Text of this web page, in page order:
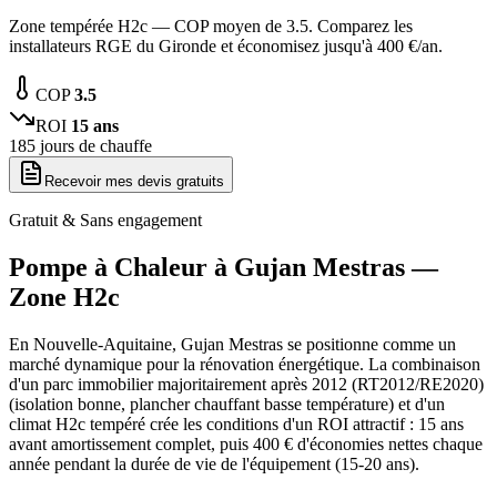
Zone tempérée H2c — COP moyen de 3.5. Comparez les
installateurs RGE du Gironde et économisez jusqu'à 400 €/an.
COP3.5
ROI 15 ans
185 jours de chauffe
Recevoir mes devis gratuits
Gratuit & Sans engagement
Pompe à Chaleur à Gujan Mestras—
Zone H2c
En Nouvelle-Aquitaine, Gujan Mestras se positionne comme un
marché dynamique pour la rénovation énergétique. La combinaison
d'un parc immobilier majoritairement après 2012 (RT2012/RE2020)
(isolation bonne, plancher chauffant basse température) et d'un
climat H2c tempéré crée les conditions d'un ROI attractif : 15 ans
avant amortissement complet, puis 400 € d'économies nettes chaque
année pendant la durée de vie de l'équipement (15-20 ans).